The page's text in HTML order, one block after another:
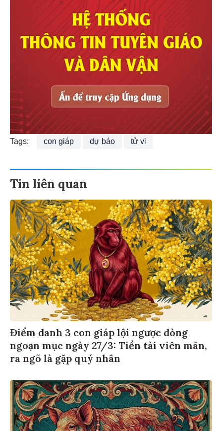
Tags: con giáp dự báo tử vi
Tin liên quan
Điểm danh 3 con giáp lội ngược dòng
ngoạn mục ngày 27/3: Tiền tài viên mãn,
ra ngõ là gặp quý nhân